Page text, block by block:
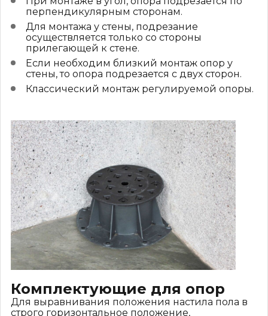
перпендикулярным сторонам.
Для монтажа у стены, подрезание
осуществляется только со стороны
прилегающей к стене.
Если необходим близкий монтаж опор у
стены, то опора подрезается с двух сторон.
Классический монтаж регулируемой опоры.
Комплектующие для опор
Для выравнивания положения настила пола в
строго горизонтальное положение,